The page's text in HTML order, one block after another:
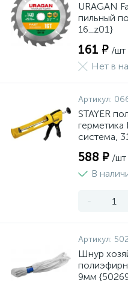
URAGAN
пильный
16_z01}
161 ₽ /шт
Нет в
Артикул:
STAYER
герметика
система,
588 ₽ /шт
В
-
Артикул:
Шнур
9мм